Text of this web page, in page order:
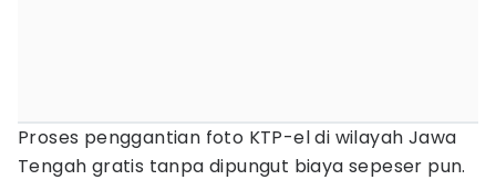
Proses penggantian foto KTP-el di wilayah Jawa
Tengah gratis tanpa dipungut biaya sepeser pun.